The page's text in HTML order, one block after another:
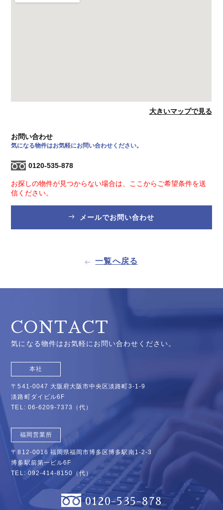
大きいマップで見る
お問い合わせ
気になる物件はお気軽にお問い合わせください。
0120-535-878
お探しの物件が見つからない場合は、ここからご希望条件を送
信ください。
メールでお問い合わせ
一覧へ戻る
CONTACT
気になる物件はお気軽にお問い合わせください。
本社
〒541-0047 大阪府大阪市中央区淡路町3-1-9
淡路町ダイビル6F
TEL: 06-6209-7373 （代）
福岡営業所
〒812-0016 福岡県福岡市博多区博多駅南1-2-3
博多駅前第一ビル6F
TEL:092-414-8150 （代）
0120-535-878